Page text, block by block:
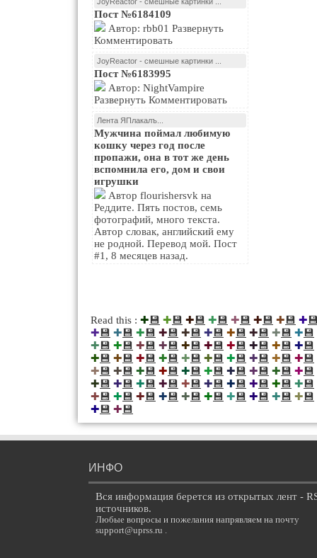
Пост №6184109
Комментировать
JoyReactor - смешные картинки ...
Пост №6183995
Развернуть Комментировать
Лента ЯПлакалъ...
Мужчина поймал любимую
кошку через год после
пропажи, она в тот же день
вспомнила его, дом и свои
игрушки
Реддите. Пять постов, семь
фотографий, много текста.
Автор словак, английский ему
не родной. Перевод мой. Пост
#1, 8 месяцев назад.
Read this : ✚💾 ✚💾 ✚💾 ✚💾 ✚💾 ✚💾 ✚💾 ✚
✚💾 ✚💾 ✚💾 ✚💾 ✚💾 ✚💾 ✚💾 ✚💾 ✚💾 ✚💾
✚💾 ✚💾 ✚💾 ✚💾 ✚💾 ✚💾 ✚💾 ✚💾 ✚💾 ✚💾
✚💾 ✚💾 ✚💾 ✚💾 ✚💾 ✚💾 ✚💾 ✚💾 ✚💾 ✚💾
✚💾 ✚💾 ✚💾 ✚💾 ✚💾 ✚💾 ✚💾 ✚💾 ✚💾 ✚💾
✚💾 ✚💾 ✚💾 ✚💾 ✚💾 ✚💾 ✚💾 ✚💾 ✚💾 ✚💾
✚💾 ✚💾 ✚💾 ✚💾 ✚💾 ✚💾 ✚💾 ✚💾 ✚💾 ✚💾
✚💾 ✚💾
ИНФО
Вся информация берется из открытых лент -
источников.
Любые вопросы и пожелания напрявляем на почту
support@uprss.ru .